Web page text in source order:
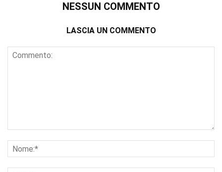
NESSUN COMMENTO
LASCIA UN COMMENTO